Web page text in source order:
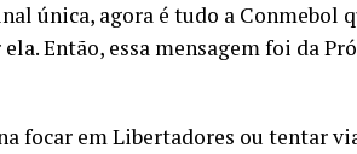
única, agora é tudo a Conmebol
Então, essa mensagem foi da
focar em Libertadores ou tentar